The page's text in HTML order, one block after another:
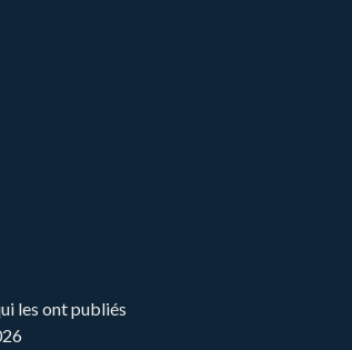
les ont publiés